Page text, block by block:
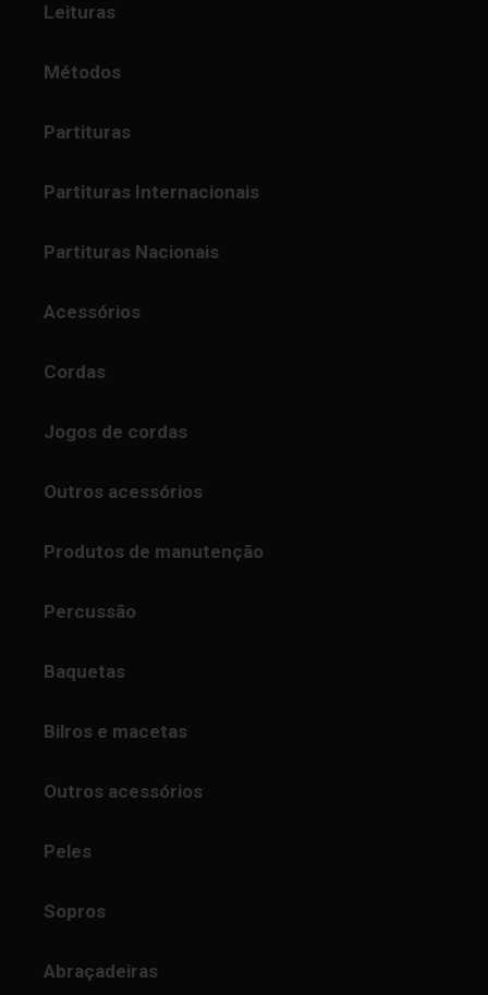
Leituras
Métodos
Partituras
Partituras Internacionais
Partituras Nacionais
Acessórios
Cordas
Jogos de cordas
Outros acessórios
Produtos de manutenção
Percussão
Baquetas
Bilros e macetas
Outros acessórios
Peles
Sopros
Abraçadeiras